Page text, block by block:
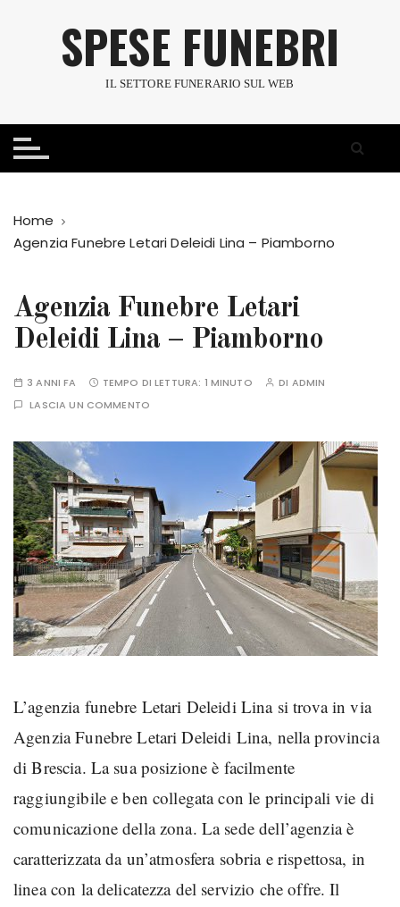
a
SPESE FUNEBRI
IL SETTORE FUNERARIO SUL WEB
Home
Agenzia Funebre Letari Deleidi Lina – Piamborno
Agenzia Funebre Letari
Deleidi Lina – Piamborno
3 ANNI FA TEMPO DI LETTURA: 1 MINUTO DI ADMIN
LASCIA UN COMMENTO
L’agenzia funebre Letari Deleidi Lina si trova in via
Agenzia Funebre Letari Deleidi Lina, nella provincia
di Brescia. La sua posizione è facilmente
raggiungibile e ben collegata con le principali vie di
comunicazione della zona. La sede dell’agenzia è
caratterizzata da un’atmosfera sobria e rispettosa, in
linea con la delicatezza del servizio che offre. Il